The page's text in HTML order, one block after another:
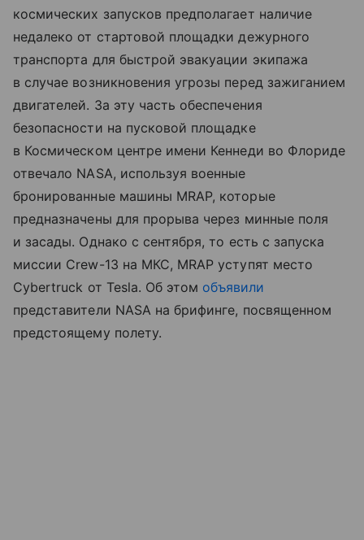
космических запусков предполагает наличие
недалеко от стартовой площадки дежурного
транспорта для быстрой эвакуации экипажа
в случае возникновения угрозы перед зажиганием
двигателей. За эту часть обеспечения
безопасности на пусковой площадке
в Космическом центре имени Кеннеди во Флориде
отвечало NASA, используя военные
бронированные машины MRAP, которые
предназначены для прорыва через минные поля
и засады. Однако с сентября, то есть с запуска
миссии Crew-13 на МКС, MRAP уступят место
Cybertruck от Tesla. Об этом объявили
представители NASA на брифинге, посвященном
предстоящему полету.